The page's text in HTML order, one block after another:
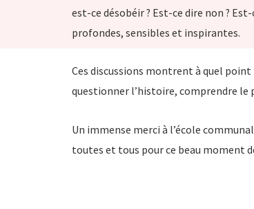
est-ce désobéir ? Est-ce dire non ?
profondes, sensibles et inspirantes.
Ces discussions montrent à quel point
questionner l’histoire, comprendre le
Un immense merci à l’école
toutes et tous pour ce beau moment